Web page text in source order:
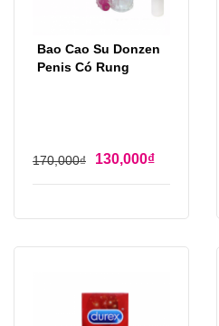
Bao Cao Su Donzen
Penis Có Rung
170,000₫ 130,000₫